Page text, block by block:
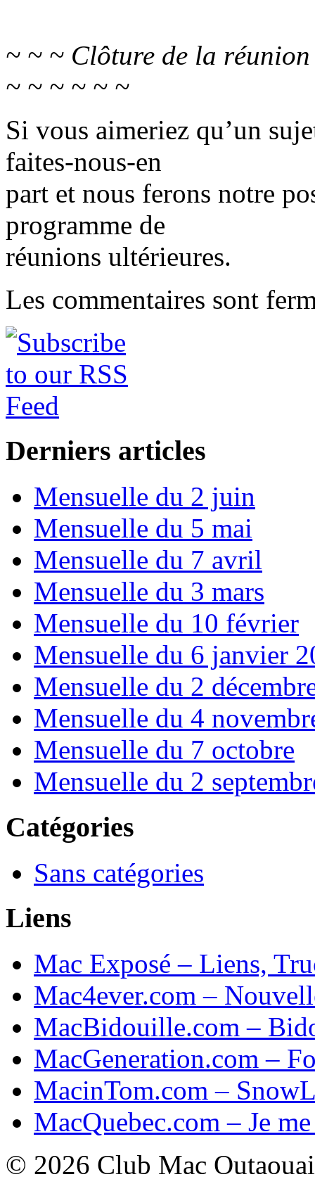
~ ~ ~ Clôture de la
~ ~ ~ ~ ~ ~
Si vous aimeriez qu’un
faites-nous-en
part et nous ferons notre
programme de
réunions ultérieures.
Les commentaires sont
Derniers articles
Mensuelle du 2 juin
Mensuelle du 5 mai
Mensuelle du 7 avril
Mensuelle du 3 mars
Mensuelle du 10 février
Mensuelle du 6 janvier
Mensuelle du 2
Mensuelle du 4
Mensuelle du 7 octobre
Mensuelle du 2
Catégories
Sans catégories
Liens
Mac Exposé – Liens,
Mac4ever.com –
MacBidouille.com –
MacGeneration.com –
MacinTom.com –
MacQuebec.com – Je
© 2026 Club Mac